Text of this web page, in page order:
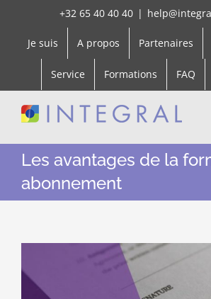
content
+32 65 40 40 40 |
Je suis A propos Partenaires
Service Formations FAQ
Les avantages de la
abonnement
l'image
agrandie